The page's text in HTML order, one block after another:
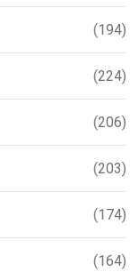
(194)
(224)
(206)
(203)
(174)
(164)